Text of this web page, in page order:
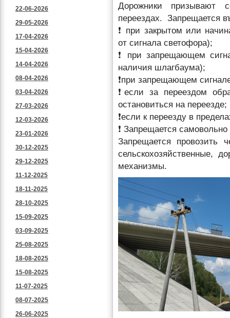
22-06-2026
29-05-2026
17-04-2026
15-04-2026
14-04-2026
08-04-2026
03-04-2026
27-03-2026
12-03-2026
23-01-2026
30-12-2025
29-12-2025
11-12-2025
18-11-2025
28-10-2025
15-09-2025
03-09-2025
25-08-2025
18-08-2025
15-08-2025
11-07-2025
08-07-2025
26-06-2025
Дорожники призывают
переездах. Запрещается
❗ при закрытом или
от сигнала светофора);
❗ при запрещающем
наличия шлагбаума);
❗при запрещающем
❗если за переездом
остановиться на переезде;
❗если к переезду в
❗ Запрещается
Запрещается провозить
сельскохозяйственные,
механизмы.